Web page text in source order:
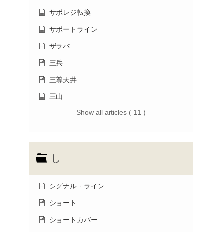
サポレジ転換
サポートライン
ザラバ
三兵
三尊天井
三山
Show all articles ( 11 )
し
シグナル・ライン
ショート
ショートカバー